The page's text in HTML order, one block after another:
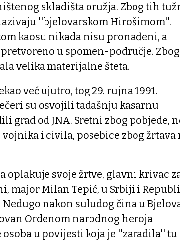
skladišta oružja. Zbog tih
''bjelovarskom Hirošimom''.
kaosu nikada nisu pronađeni, a
u spomen-područje. Zbog
velika materijalne šteta.
već ujutro, tog 29. rujna 1991.
su osvojili tadašnju kasarnu
grad od JNA. Sretni zbog pobjede,
i civila, posebice zbog žrtava
oplakuje svoje žrtve, glavni krivac
major Milan Tepić, u Srbiji i
Nedugo nakon suludog čina u
Ordenom narodnog heroja
u povijesti koja je ''zaradila'' tu